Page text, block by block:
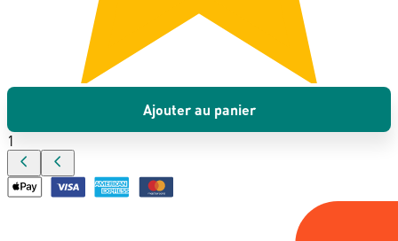
Ajouter au panier
1